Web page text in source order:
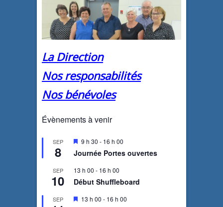
La Direction
Nos responsabilités
Nos bénévoles
Évènements à venir
SEP
8
M
s
n
a
a
n
9 h 30 - 16 h 00
Journée Portes ouvertes
SEP
10
13 h 00 - 16 h 00
Début Shuffleboard
SEP
M
13 h 00 - 16 h 00